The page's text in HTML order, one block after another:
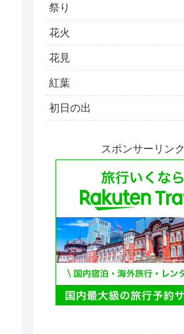
祭り
花火
花見
紅葉
初日の出
スポンサーリンク